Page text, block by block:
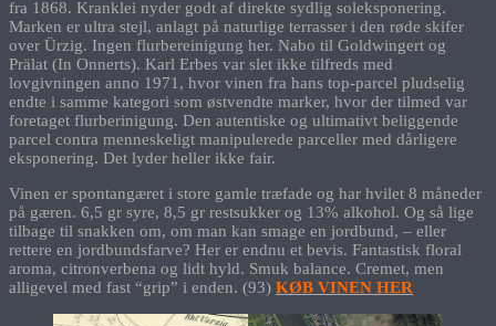
fra 1868. Kranklei nyder godt af direkte sydlig soleksponering.
Marken er ultra stejl, anlagt på naturlige terrasser i den røde skifer
over Ürzig. Ingen flurbereinigung her. Nabo til Goldwingert og
Prälat (In Onnerts). Karl Erbes var slet ikke tilfreds med
lovgivningen anno 1971, hvor vinen fra hans top-parcel pludselig
endte i samme kategori som østvendte marker, hvor der tilmed var
foretaget flurberinigung. Den autentiske og ultimativt beliggende
parcel contra menneskeligt manipulerede parceller med dårligere
eksponering. Det lyder heller ikke fair.
Vinen er spontangæret i store gamle træfade og har hvilet 8 måneder
på gæren. 6,5 gr syre, 8,5 gr restsukker og 13% alkohol. Og så lige
tilbage til snakken om, om man kan smage en jordbund, – eller
rettere en jordbundsfarve? Her er endnu et bevis. Fantastisk floral
aroma, citronverbena og lidt hyld. Smuk balance. Cremet, men
alligevel med fast “grip” i enden. (93) KØB VINEN HER